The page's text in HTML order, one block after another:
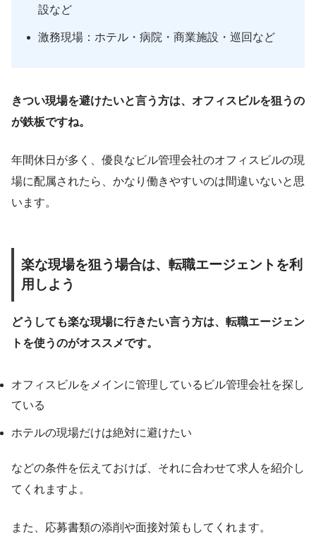
設など
激務現場：ホテル・病院・商業施設・巡回など
きつい現場を避けたいと言う方は、オフィスビルを狙うの
が鉄板ですね。
年間休日が多く、優良なビル管理会社のオフィスビルの現
場に配属されたら、かなり働きやすいのは間違いないと思
います。
楽な現場を狙う場合は、転職エージェントを利
用しよう
どうしても楽な現場に行きたい言う方は、転職エージェン
トを使うのがオススメです。
オフィスビルをメインに管理しているビル管理会社を探し
ている
ホテルの現場だけは絶対に避けたい
などの条件を伝えておけば、それに合わせて求人を紹介し
てくれますよ。
また、応募書類の添削や面接対策もしてくれます。